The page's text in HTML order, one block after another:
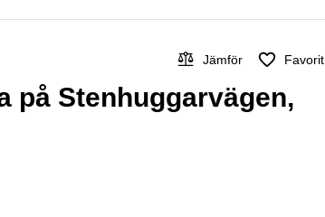
Jämför Favorit
på Stenhuggarvägen,